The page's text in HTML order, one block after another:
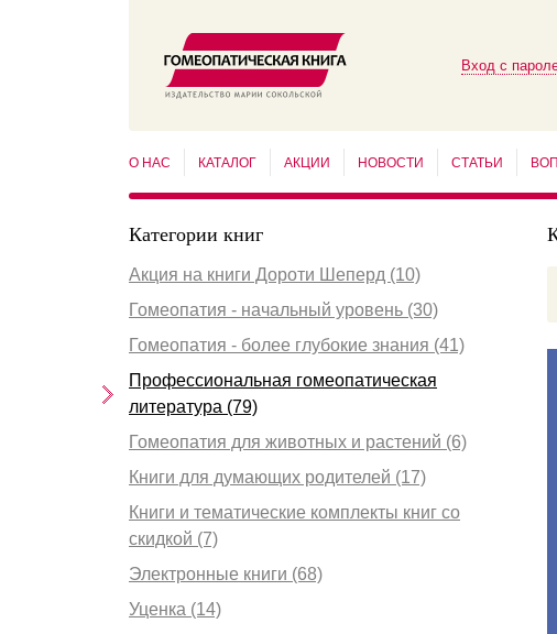
Вход с
О НАС КАТАЛОГ АКЦИИ НОВОСТИ СТАТЬИ
Категории книг
Акция на книги Дороти Шеперд (10)
Гомеопатия - начальный уровень (30)
Гомеопатия - более глубокие знания (41)
Профессиональная гомеопатическая
литература (79)
Гомеопатия для животных и растений (6)
Книги для думающих родителей (17)
Книги и тематические комплекты книг со
скидкой (7)
Электронные книги (68)
Уценка (14)